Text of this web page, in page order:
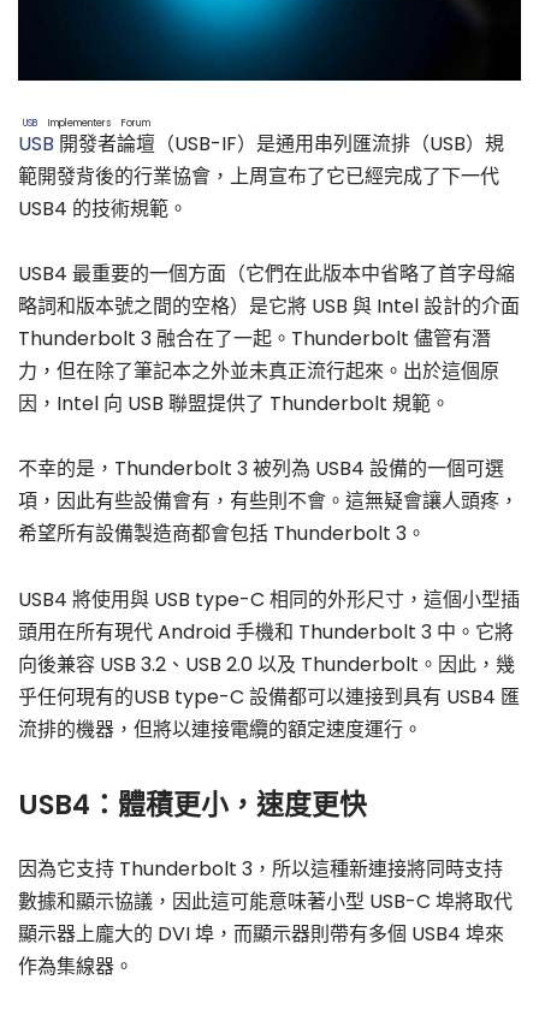
USB 開發者論壇
USBImplementers Forum
（USB-IF）是通用串列匯流排（USB）規
範開發背後的行業協會，上周宣布了它已經完成了下一代
USB4 的技術規範。
USB4 最重要的一個方面（它們在此版本中省略了首字母縮
略詞和版本號之間的空格）是它將 USB 與 Intel 設計的介面
Thunderbolt 3 融合在了一起。Thunderbolt 儘管有潛
力，但在除了筆記本之外並未真正流行起來。出於這個原
因，Intel 向 USB 聯盟提供了 Thunderbolt 規範。
不幸的是，Thunderbolt 3 被列為 USB4 設備的一個可選
項，因此有些設備會有，有些則不會。這無疑會讓人頭疼，
希望所有設備製造商都會包括 Thunderbolt 3。
USB4 將使用與 USB type-C 相同的外形尺寸，這個小型插
頭用在所有現代 Android 手機和 Thunderbolt 3 中。它將
向後兼容 USB 3.2、USB 2.0 以及 Thunderbolt。因此，幾
乎任何現有的USB type-C 設備都可以連接到具有 USB4 匯
流排的機器，但將以連接電纜的額定速度運行。
USB4：體積更小，速度更快
因為它支持 Thunderbolt 3，所以這種新連接將同時支持
數據和顯示協議，因此這可能意味著小型 USB-C 埠將取代
顯示器上龐大的 DVI 埠，而顯示器則帶有多個 USB4 埠來
作為集線器。